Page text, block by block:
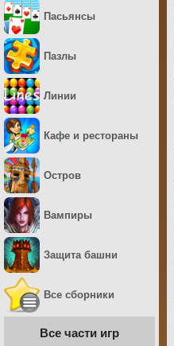
Пасьянсы
Пазлы
Линии
Кафе и рестораны
Остров
Вампиры
Защита башни
Все сборники
Все части игр